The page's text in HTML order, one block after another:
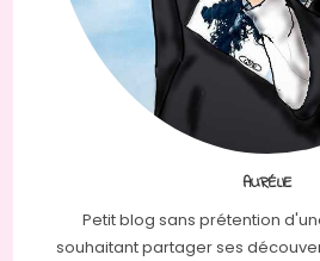
AURÉLIE
Petit blog sans prétention
souhaitant partager ses